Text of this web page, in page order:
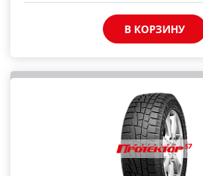
В КОРЗИНУ